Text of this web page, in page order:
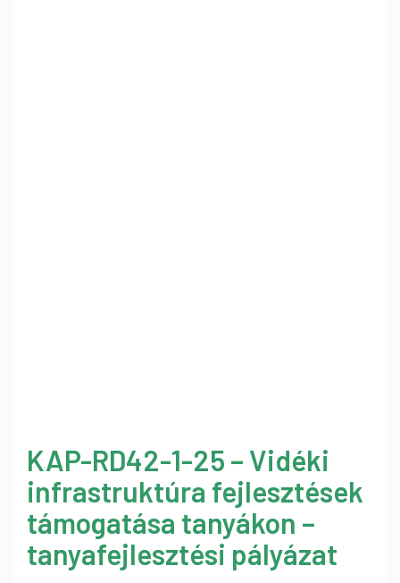
KAP-RD42-1-25 – Vidéki
infrastruktúra fejlesztések
támogatása tanyákon –
tanyafejlesztési pályázat